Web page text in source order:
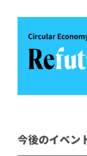
今後のイベン